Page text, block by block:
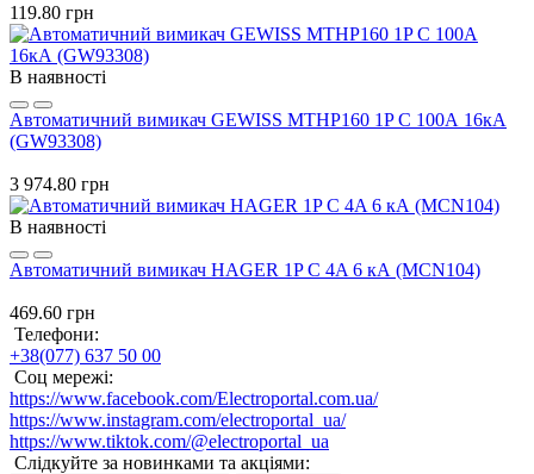
119.80 грн
В наявності
Автоматичний вимикач GEWISS MTHP160 1P C 100А 16кА
(GW93308)
3 974.80 грн
В наявності
Автоматичний вимикач HAGER 1P C 4A 6 кА (MCN104)
469.60 грн
Телефони:
+38(077) 637 50 00
Соц мережі:
https://www.facebook.com/Electroportal.com.ua/
https://www.instagram.com/electroportal_ua/
https://www.tiktok.com/@electroportal_ua
Слідкуйте за новинками та акціями: